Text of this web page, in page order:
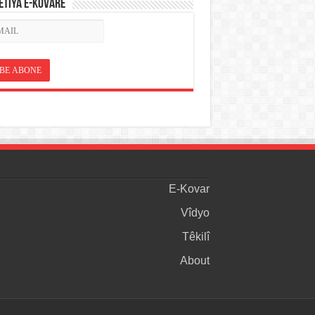
E-KOVARÊ
E-Kovar
Vîdyo
Têkilî
About